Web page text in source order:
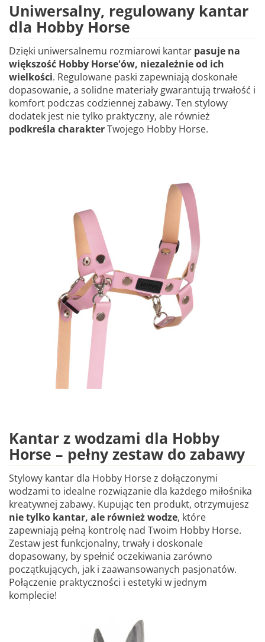
Uniwersalny, regulowany kantar
dla Hobby Horse
Dzięki uniwersalnemu rozmiarowi kantar pasuje na
większość Hobby Horse'ów, niezależnie od ich
wielkości. Regulowane paski zapewniają doskonałe
dopasowanie, a solidne materiały gwarantują trwałość i
komfort podczas codziennej zabawy. Ten stylowy
dodatek jest nie tylko praktyczny, ale również
podkreśla charakterTwojego Hobby Horse.
Kantar z wodzami dla Hobby
Horse – pełny zestaw do zabawy
Stylowy kantar dla Hobby Horse z dołączonymi
wodzami to idealne rozwiązanie dla każdego miłośnika
kreatywnej zabawy. Kupując ten produkt, otrzymujesz
nie tylko kantar, ale również wodze, które
zapewniają pełną kontrolę nad Twoim Hobby Horse.
Zestaw jest funkcjonalny, trwały i doskonale
dopasowany, by spełnić oczekiwania zarówno
początkujących, jak i zaawansowanych pasjonatów.
Połączenie praktyczności i estetyki w jednym
komplecie!